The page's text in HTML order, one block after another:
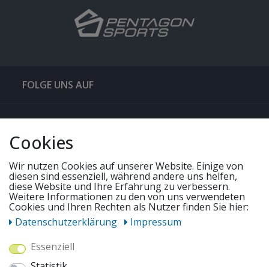
FOLGE UNS AUF
QUICKLINKS & TIPPS
UNSERE ANGEBOTE
Cookies
Wir nutzen Cookies auf unserer Website. Einige von
diesen sind essenziell, während andere uns helfen,
diese Website und Ihre Erfahrung zu verbessern.
Weitere Informationen zu den von uns verwendeten
Cookies und Ihren Rechten als Nutzer finden Sie hier:
Daten­schutz­erklärung
Impressum
Essenziell